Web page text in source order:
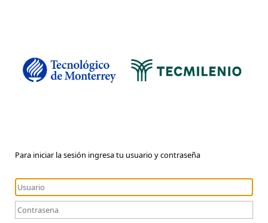
Para iniciar la sesión ingresa tu usuario y contraseña